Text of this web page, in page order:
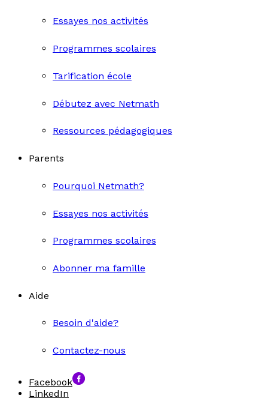
Essayes nos activités
Programmes scolaires
Tarification école
Débutez avec Netmath
Ressources pédagogiques
Parents
Pourquoi Netmath?
Essayes nos activités
Programmes scolaires
Abonner ma famille
Aide
Besoin d'aide?
Contactez-nous
Facebook
LinkedIn